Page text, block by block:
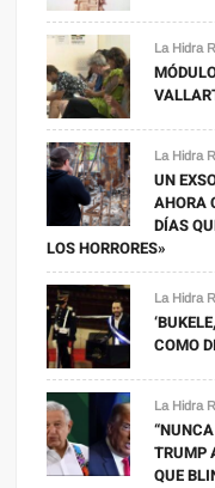
La Hidra
La Hidra
UN
AHORA
DÍAS
LOS HORRORES»
La Hidra
COMO
La Hidra
TRUMP
QUE